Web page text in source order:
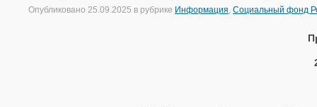
Опубликовано 25.09.2025 в рубрике Информация, Социальный фонд